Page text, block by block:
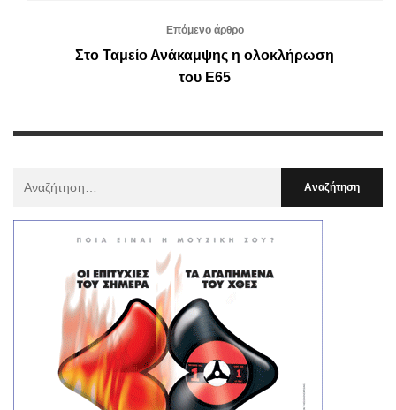
Επόμενο άρθρο
Στο Ταμείο Ανάκαμψης η ολοκλήρωση
του Ε65
: